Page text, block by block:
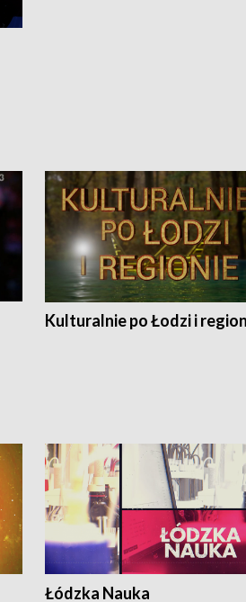
Kulturalnie po Łodzi i
Łódzka Nauka